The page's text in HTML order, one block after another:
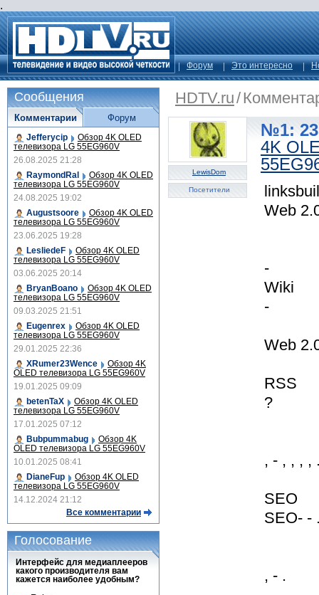
.
Форум Это интересно
HDTV.ru/
LewisDom
Посетители
№1: 23
4K
Web
-
Wiki
-
Web
RSS
?
, - , , , ,
SEO
SEO- -
, - .
Сообщения
Комментарии
Jefferycip Обзор 4K OLED
телевизора LG 55EG960V
26.08.2025 21:28
RaymondRal
Обзор 4K OLED
телевизора LG 55EG960V
24.08.2025 19:02
Augustsoore
Обзор 4K OLED
телевизора LG 55EG960V
23.06.2025 19:28
LesliedeF
Обзор 4K OLED
телевизора LG 55EG960V
03.06.2025 20:14
BryanBoano
Обзор 4K OLED
телевизора LG 55EG960V
09.03.2025 21:51
Eugenrex
Обзор 4K OLED
телевизора LG 55EG960V
29.01.2025 22:36
XRumer23Wence
Обзор 4K
OLED телевизора LG 55EG960V
19.01.2025 09:09
betenTaX
Обзор 4K OLED
телевизора LG 55EG960V
17.01.2025 07:12
Bubpummabug
Обзор 4K
OLED телевизора LG 55EG960V
10.01.2025 08:41
DianeFup
Обзор 4K OLED
телевизора LG 55EG960V
14.12.2024 21:12
Все комментарии
Форум
Голосование
Интерфейс для медиаплееров
какого производителя вам
кажется наиболее удобным?